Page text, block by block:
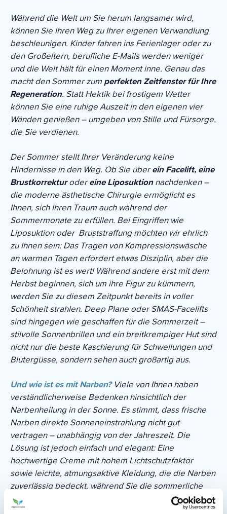
Während die Welt um Sie herum langsamer wird,
können Sie Ihren Weg zu Ihrer eigenen Verwandlung
beschleunigen. Kinder fahren ins Ferienlager oder zu
den Großeltern, berufliche E-Mails werden weniger
und die Welt hält für einen Moment inne. Genau das
macht den Sommer zum perfekten Zeitfenster für Ihre
Regeneration. Statt Hektik bei frostigem Wetter
können Sie eine ruhige Auszeit in den eigenen vier
Wänden genießen – umgeben von Stille und Fürsorge,
die Sie verdienen.
Der Sommer stellt Ihrer Veränderung keine
Hindernisse in den Weg. Ob Sie überein Facelift, eine
Brustkorrekturodereine Liposuktionnachdenken –
die moderne ästhetische Chirurgie ermöglicht es
Ihnen, sich Ihren Traum auch während der
Sommermonate zu erfüllen. Bei Eingriffen wie
Liposuktion oder Bruststraffung möchten wir ehrlich
zu Ihnen sein: Das Tragen von Kompressionswäsche
an warmen Tagen erfordert etwas Disziplin, aber die
Belohnung ist es wert! Während andere erst mit dem
Herbst beginnen, sich um ihre Figur zu kümmern,
werden Sie zu diesem Zeitpunkt bereits in voller
Schönheit strahlen. Deep Plane oder SMAS-Facelifts
sind hingegen wie geschaffen für die Sommerzeit –
stilvolle Sonnenbrillen und ein breitkrempiger Hut sind
nicht nur die beste Kaschierung für Schwellungen und
Blutergüsse, sondern sehen auch großartig aus.
Und wie ist es mit Narben?Viele von Ihnen haben
verständlicherweise Bedenken hinsichtlich der
Narbenheilung in der Sonne. Es stimmt, dass frische
Narben direkte Sonneneinstrahlung nicht gut
vertragen – unabhängig von der Jahreszeit. Die
Lösung ist jedoch einfach und elegant: Eine
hochwertige Creme mit hohem Lichtschutzfaktor
sowie leichte, atmungsaktive Kleidung, die die Narben
zuverlässig bedeckt, während Sie die sommerliche
Ruhe genießen.